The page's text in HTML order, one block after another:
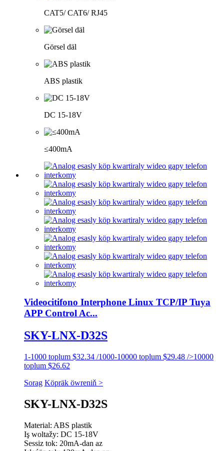
CAT5/ CAT6/ RJ45
Görsel däl
ABS plastik
DC 15-18V
≤400mA
Videocitifono Interphone Linux TCP/IP Tuya
APP Control Ac...
SKY-LNX-D32S
1-1000 toplum $32.34 /1000-10000 toplum $29.48 />10000
toplum $26.62
Sorag Köpräk öwreniň >
SKY-LNX-D32S
Material: ABS plastik
Iş woltažy: DC 15-18V
Sessiz tok: 20mA-dan az